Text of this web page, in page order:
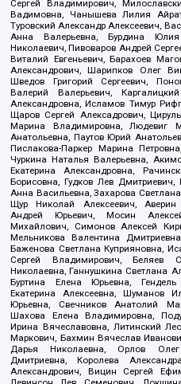
Сергей Владимирович,
Вадимовна, Чанышева Лилия
Туровский Александр Алексеевич,
Анна Валерьевна, Бурдина
Николаевич, Пивоваров Андрей
Виталий Евгеньевич, Барахоев
Александрович, Шарипков Олег
Шведов Григорий Сергеевич,
Валерий Валерьевич,
Александровна, Исламов Тимур
Щаров Сергей Алексадрович,
Марина Владимировна, Людевиг
Анатольевна, Паутов Юрий
Пислакова-Паркер Марина
Чуркина Наталья Валерьевна,
Екатерина Александровна,
Борисовна, Гудков Лев
Анна Васильевна, Захарова
Щур Николай Алексеевич,
Андрей Юрьевич, Мосин
Михайлович, Симонов Алексей
Мельникова Валентина
Баженова Светлана Куприяновна,
Сергей Владимирович, Беляев
Николаевна, Ганнушкина Светлана
Буртина Елена Юрьевна,
Екатерина Алексеевна, Шуманов
Юрьевна, Свечников Анатолий
Шахова Елена Владимировна,
Ирина Вячеславовна, Литинский
Маркович, Бахмин Вячеслав
Дарья Николаевна, Орлов
Дмитриевна, Королева
Александрович, Вицин Сергей